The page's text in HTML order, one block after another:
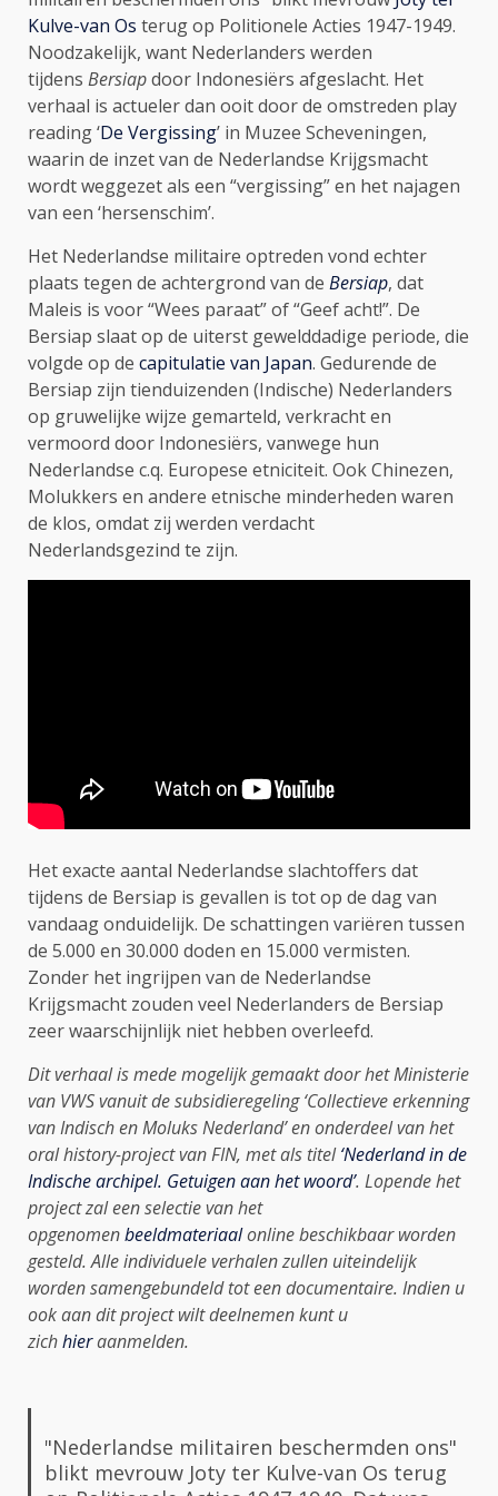
Kulve-van Os terug op Politionele Acties 1947-1949.
Noodzakelijk, want Nederlanders werden
tijdens Bersiapdoor Indonesiërs afgeslacht. Het
verhaal is actueler dan ooit door de omstreden play
reading ‘De Vergissing’ in Muzee Scheveningen,
waarin de inzet van de Nederlandse Krijgsmacht
wordt weggezet als een “vergissing” en het najagen
van een ‘hersenschim’.
Het Nederlandse militaire optreden vond echter
plaats tegen de achtergrond van de Bersiap, dat
Maleis is voor “Wees paraat” of “Geef acht!”. De
Bersiap slaat op de uiterst gewelddadige periode, die
volgde op de capitulatie van Japan. Gedurende de
Bersiap zijn tienduizenden (Indische) Nederlanders
op gruwelijke wijze gemarteld, verkracht en
vermoord door Indonesiërs, vanwege hun
Nederlandse c.q. Europese etniciteit. Ook Chinezen,
Molukkers en andere etnische minderheden waren
de klos, omdat zij werden verdacht
Nederlandsgezind te zijn.
Het exacte aantal Nederlandse slachtoffers dat
tijdens de Bersiap is gevallen is tot op de dag van
vandaag onduidelijk. De schattingen variëren tussen
de 5.000 en 30.000 doden en 15.000 vermisten.
Zonder het ingrijpen van de Nederlandse
Krijgsmacht zouden veel Nederlanders de Bersiap
zeer waarschijnlijk niet hebben overleefd.
Dit verhaal is mede mogelijk gemaakt door het Ministerie
van VWS vanuit de subsidieregeling ‘Collectieve erkenning
van Indisch en Moluks Nederland’ en onderdeel van het
oral history-project van FIN, met als titel‘Nederland in de
Indische archipel. Getuigen aan het woord’. Lopende het
project zal een selectie van het
opgenomenbeeldmateriaalonline beschikbaar worden
gesteld. Alle individuele verhalen zullen uiteindelijk
worden samengebundeld tot een documentaire. Indien u
ook aan dit project wilt deelnemen kunt u
zichhieraanmelden.
"Nederlandse militairen beschermden ons"
blikt mevrouw Joty ter Kulve-van Os terug